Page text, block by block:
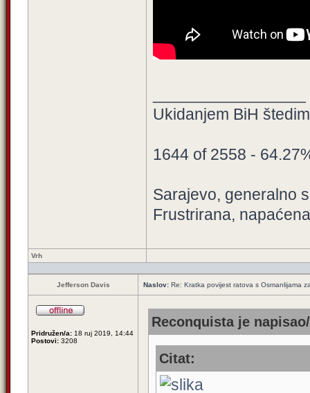
Ukidanjem BiH
1644 of 2558 -
Sarajevo, generalno
Frustrirana,
Vrh
Jefferson Davis Naslov: Re: Kratka povijest ratova s Osmanlijama
Pridružen/a: 18 ruj 2019, 14:44
Postovi: 3208
Reconquista je
Citat: